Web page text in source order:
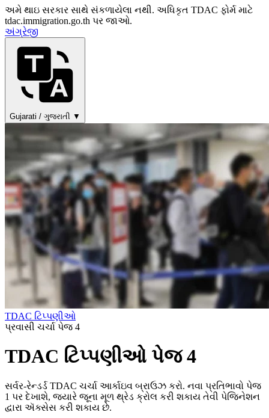
અમે થાઇ સરકાર સાથે સંકળાયેલા નથી. અધિકૃત TDAC ફોર્મ માટે
tdac.immigration.go.th પર જાઓ.
અંગ્રેજી
Gujarati / ગુજરાતી ▼
TDAC ટિપ્પણીઓ
પ્રવાસી ચર્ચા પેજ 4
TDAC ટિપ્પણીઓ પેજ 4
સર્વર-રેન્ડર્ડ TDAC ચર્ચા આર્કાઇવ બ્રાઉઝ કરો. નવા પ્રતિભાવો પેજ
1 પર દેખાશે, જ્યારે જૂના મૂળ થ્રેડ ક્રોલ કરી શકાય તેવી પેજિનેશન
દ્વારા ઍક્સેસ કરી શકાય છે.